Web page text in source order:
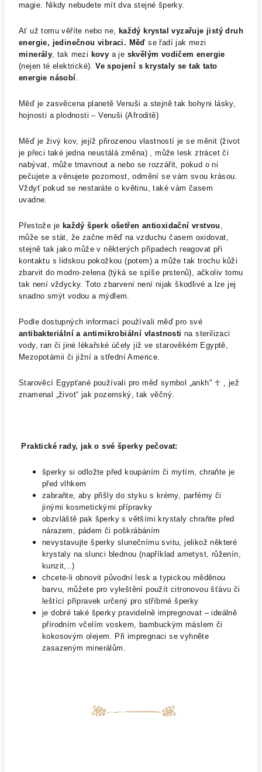
magie. Nikdy nebudete mít dva stejné šperky.
Ať už tomu věříte nebo ne, každý krystal vyzařuje jistý druh
energie, jedinečnou vibraci. Měďse řadí jak mezi
minerály, tak mezi kovy a je skvělým vodičem energie
(nejen té elektrické).Ve spojení s krystaly se tak tato
energie násobí.
Měď je zasvěcena planetě Venuši a stejně tak bohyni lásky,
hojnosti a plodnosti – Venuši (Afroditě)
Měď je živý kov, jejíž přirozenou vlastností je se měnit (život
je přeci také jedna neustálá změna) , může lesk ztrácet či
nabývat, může tmavnout a nebo se rozzářit, pokud o ni
pečujete a věnujete pozornost, odmění se vám svou krásou.
Vždyť pokud se nestaráte o květinu, také vám časem
uvadne.
Přestože je každý šperk ošetřen antioxidační vrstvou ,
může se stát, že začne měď na vzduchu časem oxidovat,
stejně tak jako může v některých případech reagovat při
kontaktu s lidskou pokožkou (potem) a může tak trochu kůži
zbarvit do modro-zelena (týká se spíše prstenů), ačkoliv tomu
tak není vždycky. Toto zbarvení není nijak škodlivé a lze jej
snadno smýt vodou a mýdlem.
Podle dostupných informací používali měď pro své
antibakteriální a antimikrobiální vlastnosti na sterilizaci
vody, ran či jiné lékařské účely již ve starověkém Egyptě,
Mezopotámii či jižní a střední Americe.
Starověcí Egypťané používali pro měď symbol „ankh" ☥ , jež
znamenal „život“ jak pozemský, tak věčný.
Praktické rady, jak o své šperky pečovat:
šperky si odložte před koupáním či mytím, chraňte je
před vlhkem
zabraňte, aby přišly do styku s krémy, parfémy či
jinými kosmetickými přípravky
obzvláště pak šperky s většími krystaly chraňte před
nárazem, pádem či poškrábáním
nevystavujte šperky slunečnímu svitu, jelikož některé
krystaly na slunci blednou (například ametyst, růženín,
kunzit,..)
chcete-li obnovit původní lesk a typickou měděnou
barvu, můžete pro vyleštění použít citronovou šťávu či
leštící přípravek určený pro stříbrné šperky
je dobré také šperky pravidelně impregnovat – ideálně
přírodním včelím voskem, bambuckým máslem či
kokosovým olejem. Při impregnaci se vyhněte
zasazeným minerálům.